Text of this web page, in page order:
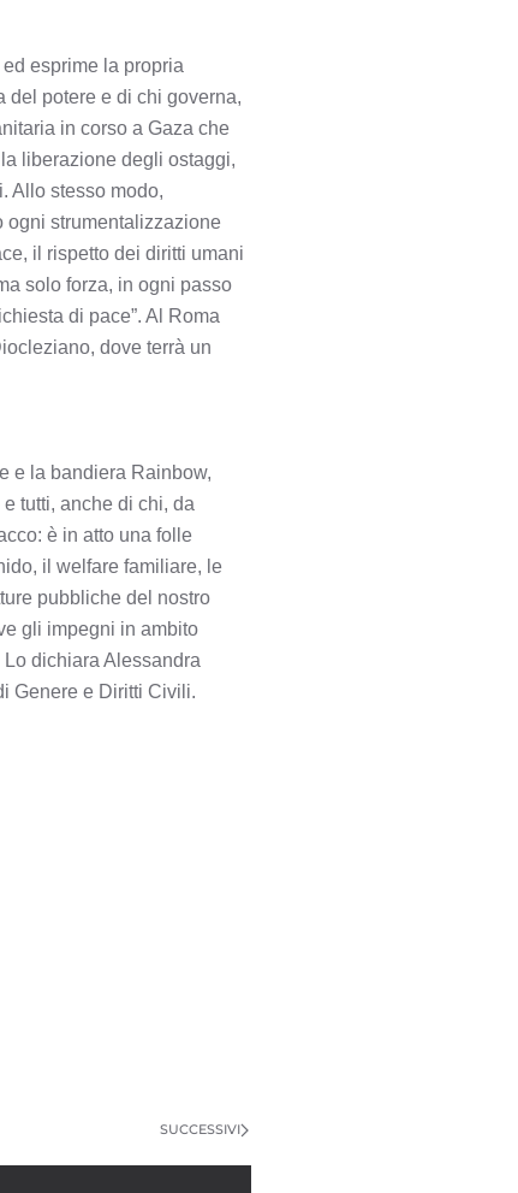
esprime la propria
del potere e di chi governa,
in corso a Gaza che
liberazione degli ostaggi,
Allo stesso modo,
ogni strumentalizzazione
il rispetto dei diritti umani
solo forza, in ogni passo
di pace”. Al Roma
dove terrà un
e la bandiera Rainbow,
tutti, anche di chi, da
è in atto una folle
il welfare familiare, le
pubbliche del nostro
gli impegni in ambito
dichiara Alessandra
Genere e Diritti Civili.
SUCCESSIVI